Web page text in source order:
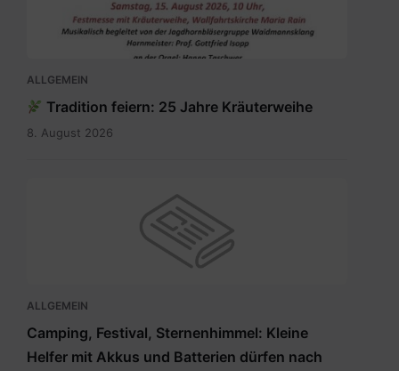
ALLGEMEIN
Tradition feiern: 25 Jahre Kräuterweihe
8. August 2026
ALLGEMEIN
Camping, Festival, Sternenhimmel: Kleine
Helfer mit Akkus und Batterien dürfen nach